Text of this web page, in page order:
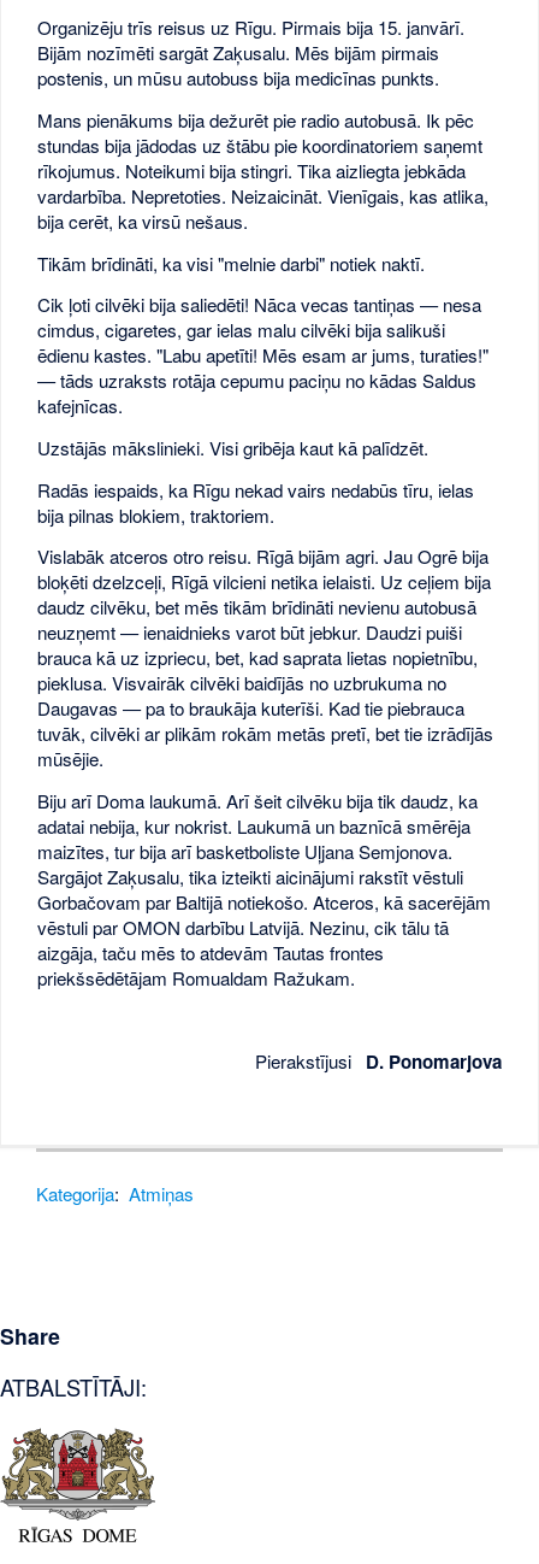
Organizēju trīs reisus uz Rīgu. Pirmais bija 15. janvārī.
Bijām nozīmēti sargāt Zaķusalu. Mēs bijām pirmais
postenis, un mūsu autobuss bija medicīnas punkts.
Mans pienākums bija dežurēt pie radio autobusā. Ik pēc
stundas bija jādodas uz štābu pie koordinatoriem saņemt
rīkojumus. Noteikumi bija stingri. Tika aizliegta jebkāda
vardarbība. Nepretoties. Neizaicināt. Vienīgais, kas atlika,
bija cerēt, ka virsū nešaus.
Tikām brīdināti, ka visi "melnie darbi" notiek naktī.
Cik ļoti cilvēki bija saliedēti! Nāca vecas tantiņas — nesa
cimdus, cigaretes, gar ielas malu cilvēki bija salikuši
ēdienu kastes. "Labu apetīti! Mēs esam ar jums, turaties!"
— tāds uzraksts rotāja cepumu paciņu no kādas Saldus
kafejnīcas.
Uzstājās mākslinieki. Visi gribēja kaut kā palīdzēt.
Radās iespaids, ka Rīgu nekad vairs nedabūs tīru, ielas
bija pilnas blokiem, traktoriem.
Vislabāk atceros otro reisu. Rīgā bijām agri. Jau Ogrē bija
bloķēti dzelzceļi, Rīgā vilcieni netika ielaisti. Uz ceļiem bija
daudz cilvēku, bet mēs tikām brīdināti nevienu autobusā
neuzņemt — ienaidnieks varot būt jebkur. Daudzi puiši
brauca kā uz izpriecu, bet, kad saprata lietas nopietnību,
pieklusa. Visvairāk cilvēki baidījās no uzbrukuma no
Daugavas — pa to braukāja kuterīši. Kad tie piebrauca
tuvāk, cilvēki ar plikām rokām metās pretī, bet tie izrādījās
mūsējie.
Biju arī Doma laukumā. Arī šeit cilvēku bija tik daudz, ka
adatai nebija, kur nokrist. Laukumā un baznīcā smērēja
maizītes, tur bija arī basketboliste Uļjana Semjonova.
Sargājot Zaķusalu, tika izteikti aicinājumi rakstīt vēstuli
Gorbačovam par Baltijā notiekošo. Atceros, kā sacerējām
vēstuli par OMON darbību Latvijā. Nezinu, cik tālu tā
aizgāja, taču mēs to atdevām Tautas frontes
priekšsēdētājam Romualdam Ražukam.
Pierakstījusi D. Ponomarjova
Kategorija: Atmiņas
Share
ATBALSTĪTĀJI: